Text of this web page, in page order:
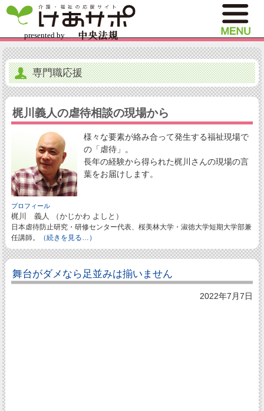
専門職応援
梶川義人の虐待相談の現場から
様々な要素が絡み合って発生する福祉現場で
の「虐待」。
長年の経験から得られた梶川さんの現場の言
葉をお届けします。
プロフィール
梶川 義人 （かじかわ よしと）
日本虐待防止研究・研修センター代表、桜美林大学・淑徳大学短期大学部兼
任講師。
（続きを見る…）
舞台がダメなら足並みは揃いません
2022年7月7日